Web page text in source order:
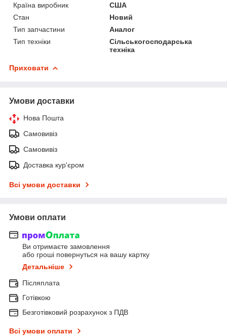
Країна виробник
США
Стан
Новий
Тип запчастини
Аналог
Тип техніки
Сільськогосподарська
техніка
Приховати
Умови доставки
Нова Пошта
Самовивіз
Самовивіз
Доставка кур'єром
Всі умови доставки
Умови оплати
Ви отримаєте замовлення
або гроші повернуться на вашу картку
Детальніше
Післяплата
Готівкою
Безготівковий розрахунок з ПДВ
Всі умови оплати